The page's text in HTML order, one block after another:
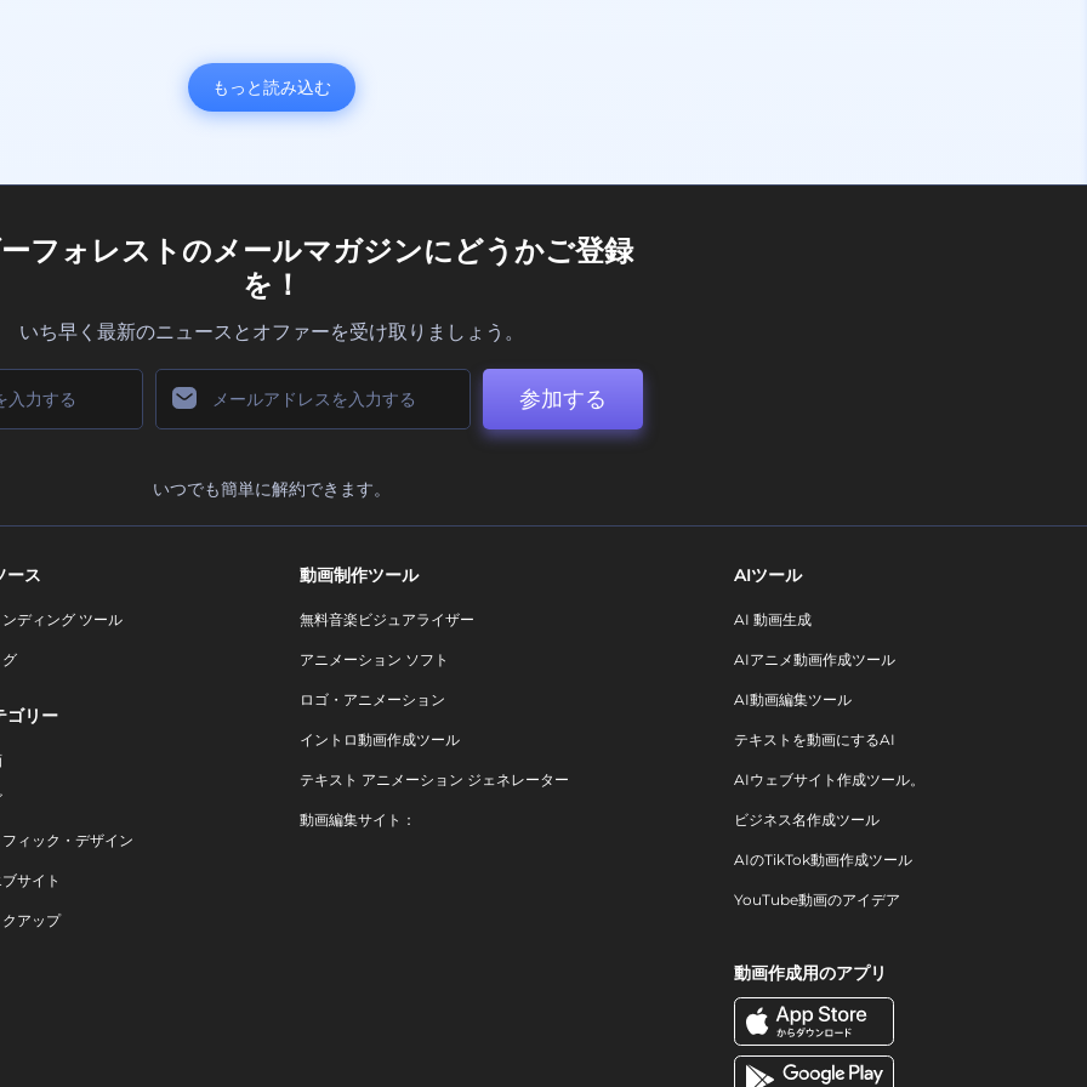
もっと読み込む
フォレストのメールマガジンにどうかご登録
を！
いち早く最新のニュースとオファーを受け取りましょう。
参加する
いつでも簡単に解約できます。
ース
ディング ツール
ゴリー
ィック・デザイン
サイト
アップ
動画制作ツール
無料音楽ビジュアライザー
アニメーション ソフト
ロゴ・アニメーション
イントロ動画作成ツール
テキスト アニメーション ジェネレーター
動画編集サイト：
AIツール
AI 動画生成
AIアニメ動画作成ツール
AI動画編集ツール
テキストを動画にするAI
AIウェブサイト作成ツール。
ビジネス名作成ツール
AIのTikTok動画作成ツール
YouTube動画のアイデア
動画作成用のアプリ